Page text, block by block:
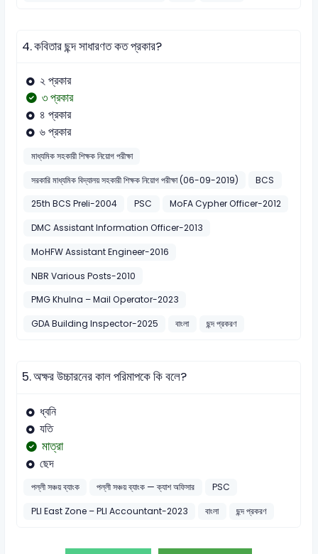
4.কবিতার ছন্দ সাধারণত কত প্রকার?
২ প্রকার
৩ প্রকার
৪ প্রকার
৬ প্রকার
মাধ্যমিক সহকারী শিক্ষক নিয়োগ পরীক্ষা
সরকারি মাধ্যমিক বিদ্যালয় সহকারী শিক্ষক নিয়োগ পরীক্ষা (06-09-2019)
BCS
25th BCS Preli-2004
PSC
MoFA Cypher Officer-2012
DMC Assistant Information Officer-2013
MoHFW Assistant Engineer-2016
NBR Various Posts-2010
PMG Khulna – Mail Operator-2023
GDA Building Inspector-2025
বাংলা ছন্দ প্রকরণ
5.অক্ষর উচ্চারনের কাল পরিমাপকে কি বলে?
ধ্বনি
যতি
মাত্রা
ছেদ
পল্লী সঞ্চয় ব্যাংক পল্লী সঞ্চয় ব্যাংক — ক্যাশ অফিসার
PSC
PLI East Zone – PLI Accountant-2023
বাংলা ছন্দ প্রকরণ